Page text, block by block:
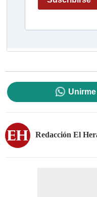
Redacción El